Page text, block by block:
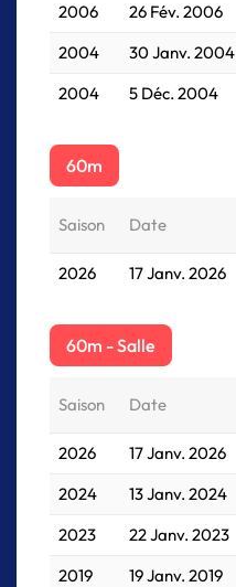
2006 26 Fév. 2006
2004
30 Janv. 2004
2004
5 Déc. 2004
60m
Saison Date
2026 17 Janv. 2026
60m - Salle
Saison Date
2026 17 Janv. 2026
2024
13 Janv. 2024
2023
22 Janv. 2023
2019
19 Janv. 2019